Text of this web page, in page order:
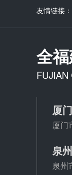
友情链接：
全
FUJIAN
厦
厦门
泉
泉州